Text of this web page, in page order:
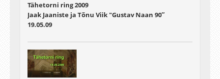
Tähetorni ring 2009
Jaak Jaaniste ja Tõnu Viik "Gustav Naan 90″
19.05.09